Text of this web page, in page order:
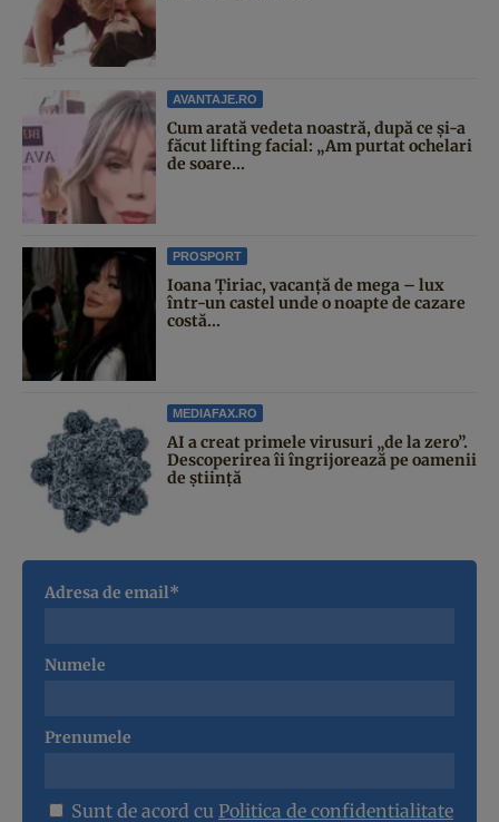
AVANTAJE.RO
Cum arată vedeta noastră, după ce și-a
făcut lifting facial: „Am purtat ochelari
de soare...
PROSPORT
Ioana Țiriac, vacanță de mega – lux
într-un castel unde o noapte de cazare
costă...
MEDIAFAX.RO
AI a creat primele virusuri „de la zero”.
Descoperirea îi îngrijorează pe oamenii
de știință
Adresa de email*
Numele
Prenumele
Sunt de acord cu Politica de confidentialitate